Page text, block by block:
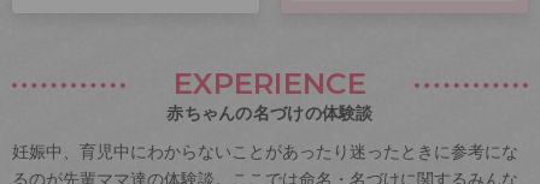
EXPERIENCE
赤ちゃんの名づけの体験談
妊娠中、育児中にわからないことがあったり迷ったときに参考にな
るのが先輩ママ達の体験談。ここでは命名・名づけに関するみんな